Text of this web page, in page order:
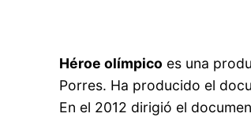
Héroe olímpico es una
Porres. Ha producido el
En el 2012 dirigió el